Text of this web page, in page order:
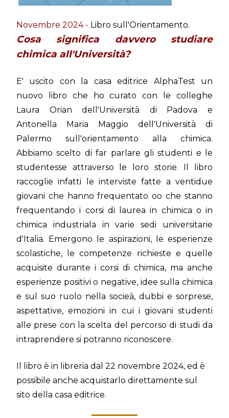
Novembre 2024 - Libro sull'Orientamento.
Cosa significa davvero studiare
chimica all'Università?
E' uscito con la casa editrice AlphaTest un
nuovo libro che ho curato con le colleghe
Laura Orian dell'Università di Padova e
Antonella Maria Maggio dell'Università di
Palermo sull'orientamento alla chimica.
Abbiamo scelto di far parlare gli studenti e le
studentesse attraverso le loro storie. Il libro
raccoglie infatti le interviste fatte a ventidue
giovani che hanno frequentato oo che stanno
frequentando i corsi di laurea in chimica o in
chimica industriala in varie sedi universitarie
d'Italia. Emergono le aspirazioni, le esperienze
scolastiche, le competenze richieste e quelle
acquisite durante i corsi di chimica, ma anche
esperienze positivi o negative, idee sulla chimica
e sul suo ruolo nella socieà, dubbi e sorprese,
aspettative, emozioni in cui i giovani studenti
alle prese con la scelta del percorso di studi da
intraprendere si potranno riconoscere.
Il libro è in libreria dal 22 novembre 2024, ed è
possibile anche acquistarlo direttamente sul
sito della casa editrice.